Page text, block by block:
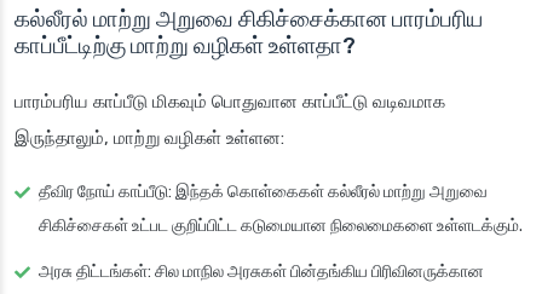
கல்லீரல் மாற்று அறுவை சிகிச்சைக்கான பாரம்பரிய
காப்பீட்டிற்கு மாற்று வழிகள் உள்ளதா?
பாரம்பரிய காப்பீடு மிகவும் பொதுவான காப்பீட்டு வடிவமாக
இருந்தாலும், மாற்று வழிகள் உள்ளன:
தீவிர நோய் காப்பீடு: இந்தக் கொள்கைகள் கல்லீரல் மாற்று அறுவை
சிகிச்சைகள் உட்பட குறிப்பிட்ட கடுமையான நிலைமைகளை உள்ளடக்கும்.
அரசு திட்டங்கள்: சில மாநில அரசுகள் பின்தங்கிய பிரிவினருக்கான